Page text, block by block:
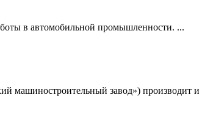
в автомобильной промышленности. ...
машиностроительный завод») производит и